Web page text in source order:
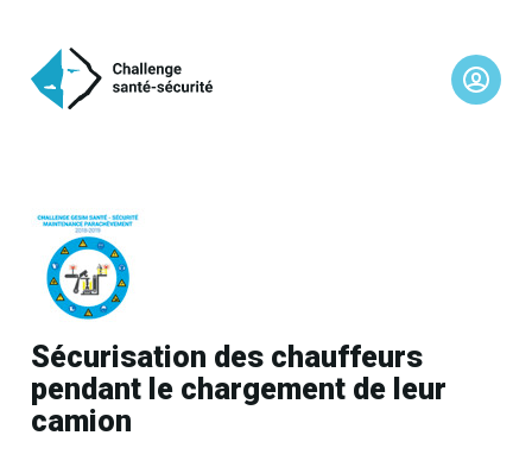
Sécurisation des chauffeurs
pendant le chargement de leur
camion